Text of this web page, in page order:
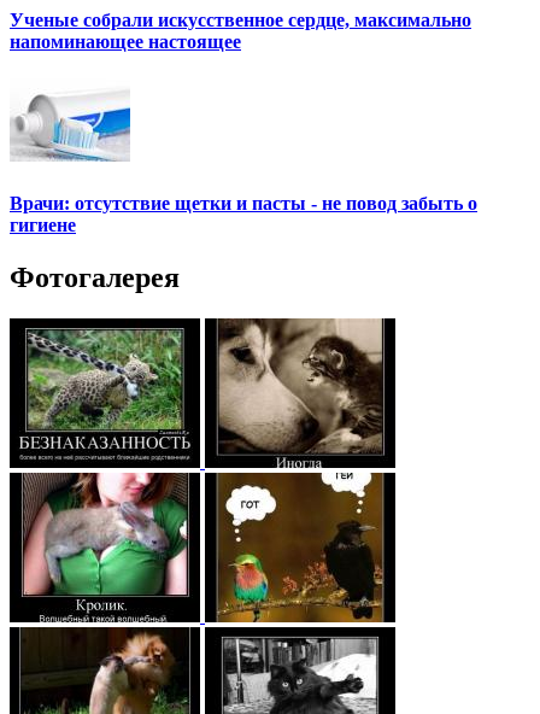
Ученые собрали искусственное сердце, максимально
напоминающее настоящее
Врачи: отсутствие щетки и пасты - не повод забыть о
гигиене
Фотогалерея